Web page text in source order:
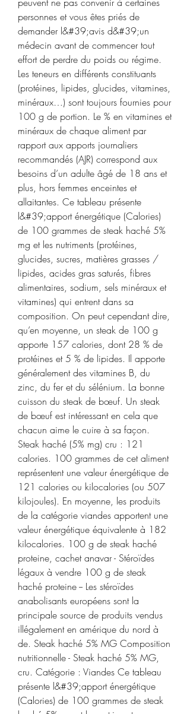
personnes et vous êtes priés de
demander l&#39;avis d&#39;un
médecin avant de commencer tout
effort de perdre du poids ou régime.
Les teneurs en différents constituants
(protéines, lipides, glucides, vitamines,
minéraux…) sont toujours fournies pour
100 g de portion. Le % en vitamines et
minéraux de chaque aliment par
rapport aux apports journaliers
recommandés (AJR) correspond aux
besoins d’un adulte âgé de 18 ans et
plus, hors femmes enceintes et
allaitantes. Ce tableau présente
l&#39;apport énergétique (Calories)
de 100 grammes de steak haché 5%
mg et les nutriments (protéines,
glucides, sucres, matières grasses /
lipides, acides gras saturés, fibres
alimentaires, sodium, sels minéraux et
vitamines) qui entrent dans sa
composition. On peut cependant dire,
qu’en moyenne, un steak de 100 g
apporte 157 calories, dont 28 % de
protéines et 5 % de lipides. Il apporte
généralement des vitamines B, du
zinc, du fer et du sélénium. La bonne
cuisson du steak de bœuf. Un steak
de bœuf est intéressant en cela que
chacun aime le cuire à sa façon.
Steak haché (5% mg) cru : 121
calories. 100 grammes de cet aliment
représentent une valeur énergétique de
121 calories ou kilocalories (ou 507
kilojoules). En moyenne, les produits
de la catégorie viandes apportent une
valeur énergétique équivalente à 182
kilocalories. 100 g de steak haché
proteine, cachet anavar - Stéroïdes
légaux à vendre 100 g de steak
haché proteine -- Les stéroïdes
anabolisants européens sont la
principale source de produits vendus
illégalement en amérique du nord à
de. Steak haché 5% MG Composition
nutritionnelle - Steak haché 5% MG,
cru. Catégorie : Viandes Ce tableau
présente l&#39;apport énergétique
(Calories) de 100 grammes de steak